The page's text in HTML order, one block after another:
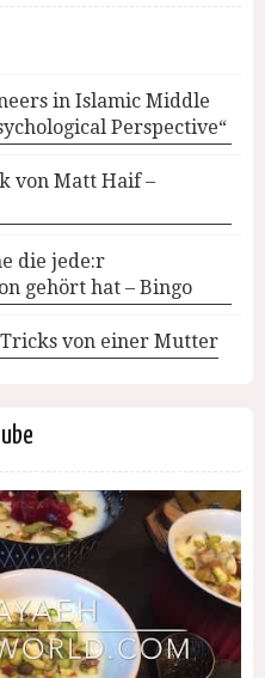
in Islamic Middle
Perspective“
von Matt Haif –
die jede:r
gehört hat – Bingo
von einer Mutter